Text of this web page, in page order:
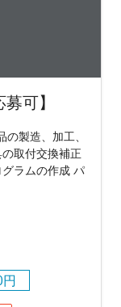
可】
製造、加工、
取付交換補正
ラムの作成 パ